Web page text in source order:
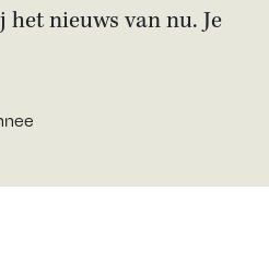
nieuws van nu. Je